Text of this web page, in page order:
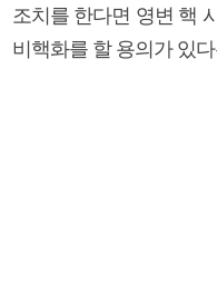
조치를 한다면 영변 핵
비핵화를 할 용의가 있